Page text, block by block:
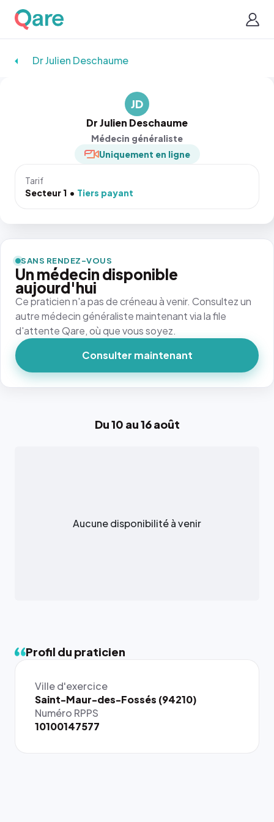
Dr Julien Deschaume
JD
Dr Julien Deschaume
Médecin généraliste
Uniquement en ligne
Tarif
Secteur 1
Tiers payant
Du 10 au 16 août
Aucune disponibilité à venir
Profil du praticien
Ville d'exercice
Saint-Maur-des-Fossés (94210)
Numéro RPPS
10100147577
SANS RENDEZ-VOUS
Un médecin disponible
aujourd'hui
Ce praticien n'a pas de créneau à venir. Consultez un
autre médecin généraliste maintenant via la file
d'attente Qare, où que vous soyez.
Consulter maintenant
{# 40×40
: la taille
rendue par
`.profile-